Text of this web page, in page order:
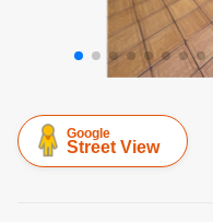
Google
Street View